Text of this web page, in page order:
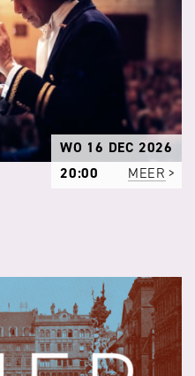
WO 16 DEC 2026
20:00
MEER